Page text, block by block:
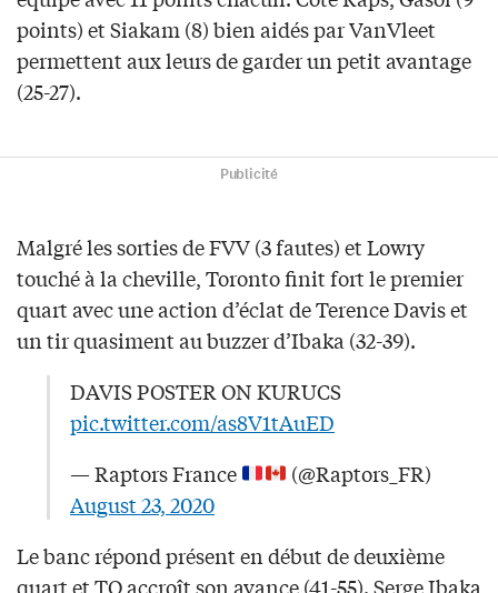
points) et Siakam (8) bien aidés par VanVleet
permettent aux leurs de garder un petit avantage
(25-27).
Publicité
Malgré les sorties de FVV (3 fautes) et Lowry
touché à la cheville, Toronto finit fort le premier
quart avec une action d’éclat de Terence Davis et
un tir quasiment au buzzer d’Ibaka (32-39).
DAVIS POSTER ON KURUCS
pic.twitter.com/as8V1tAuED
— Raptors France
(@Raptors_FR)
August 23, 2020
Le banc répond présent en début de deuxième
quart et TO accroît son avance (41-55). Serge Ibaka